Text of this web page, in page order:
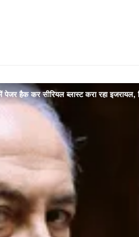
हैक कर सीरियल ब्लास्ट करा रहा इजरायल,